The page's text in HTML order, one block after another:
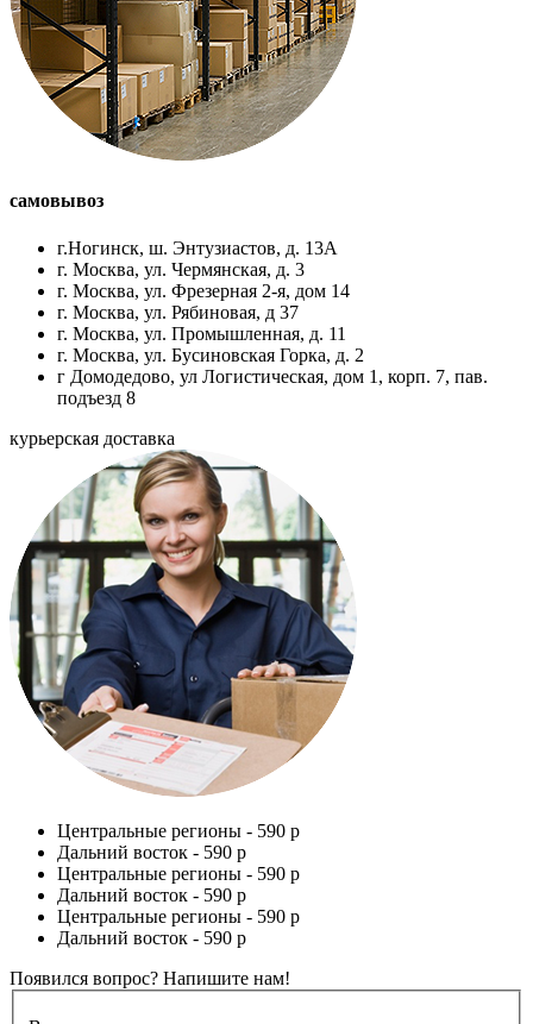
самовывоз
г.Ногинск, ш. Энтузиастов, д. 13А
г. Москва, ул. Чермянская, д. 3
г. Москва, ул. Фрезерная 2-я, дом 14
г. Москва, ул. Рябиновая, д 37
г. Москва, ул. Промышленная, д. 11
г. Москва, ул. Бусиновская Горка, д. 2
г Домодедово, ул Логистическая, дом 1, корп. 7, пав.
подъезд 8
курьерская доставка
Центральные регионы - 590 р
Дальний восток - 590 р
Центральные регионы - 590 р
Дальний восток - 590 р
Центральные регионы - 590 р
Дальний восток - 590 р
Появился вопрос? Напишите нам!